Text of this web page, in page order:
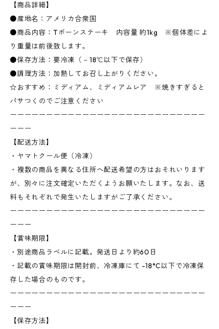
【商品詳細】
●産地名：アメリカ合衆国
●商品内容：Tボーンステーキ 内容量 約1kg ※個体差によ
り重量は前後致します。
●保存方法：要冷凍（－18℃以下で保存）
●調理方法：加熱してお召し上がりください。
☆おすすめ：ミディアム、ミディアムレア ※焼きすぎると
パサつくのでご注意ください
ーーーーーーーーーーーーーーーーーーーーーーーーーーー
ーーー
【配送方法】
・ヤマトクール便（冷凍）
・複数の商品を異なる住所へ配送希望の方はおそれいります
が、別々に注文確定いただくようお願いたします。なお、送
料もそれぞれで発生いたしますがご了承ください。
ーーーーーーーーーーーーーーーーーーーーーーーーーーー
ーーー
【賞味期限】
・別途商品ラベルに記載。発送日より約60日
・記載の賞味期限は開封前、冷凍庫にて -18°C以下で冷凍保
存した場合のものです。
ーーーーーーーーーーーーーーーーーーーーーーーーーーー
ーーー
【保存方法】